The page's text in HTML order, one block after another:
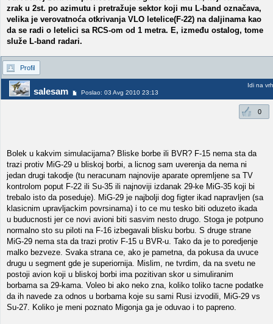
zrak u 2st. po azimutu i pretražuje sektor koji mu L-band označava,
velika je verovatnoća otkrivanja VLO letelice(F-22) na daljinama kao
da se radi o letelici sa RCS-om od 1 metra. E, između ostalog, tome
služe L-band radari.
Profil
salesam Poslao: 03 Avg 2010 23:13
Idi na vrh
0
Bolek u kakvim simulacijama? Bliske borbe ili BVR? F-15 nema sta da
trazi protiv MiG-29 u bliskoj borbi, a licnog sam uverenja da nema ni
jedan drugi takodje (tu neracunam najnovije aparate opremljene sa TV
kontrolom poput F-22 ili Su-35 ili najnoviji izdanak 29-ke MiG-35 koji bi
trebalo isto da poseduje). MiG-29 je najbolji dog figter ikad napravljen (sa
klasicnim upravljackim povrsinama) i to ce mu tesko biti oduzeto ikada
u buducnosti jer ce novi avioni biti sasvim nesto drugo. Stoga je potpuno
normalno sto su piloti na F-16 izbegavali blisku borbu. S druge strane
MiG-29 nema sta da trazi protiv F-15 u BVR-u. Tako da je to poredjenje
malko bezveze. Svaka strana ce, ako je pametna, da pokusa da uvuce
drugu u segment gde je superiornija. Mislim, ne tvrdim, da na svetu ne
postoji avion koji u bliskoj borbi ima pozitivan skor u simuliranim
borbama sa 29-kama. Voleo bi ako neko zna, koliko toliko tacne podatke
da ih navede za odnos u borbama koje su sami Rusi izvodili, MiG-29 vs
Su-27. Koliko je meni poznato Migonja ga je oduvao i to papreno.